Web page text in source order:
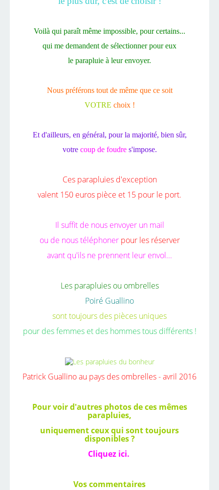
Voilà qui paraît même impossible, pour certains...
qui me demandent de sélectionner pour eux
le parapluie à leur envoyer.
Nous préférons tout de même que ce soit
VOTRE choix !
Et d'ailleurs, en général, pour la majorité, bien sûr,
votre coup de foudres'impose.
Ces parapluies d'exception
valent 150 euros pièce et 15 pour le port.
Il suffit de nous envoyer un mail
ou de nous téléphoner pour les réserver
avant qu'ils ne prennent leur envol...
Les parapluies ou ombrelles
Poiré Guallino
sont toujours des pièces uniques
pour des femmes et des hommes tous différents !
Patrick Guallino au pays des ombrelles - avril 2016
Pour voir d'autres photos de ces mêmes
parapluies,
uniquement ceux qui sont toujours
disponibles ?
Cliquez ici.
Vos commentaires